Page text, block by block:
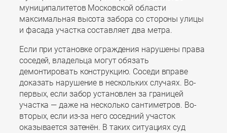
муниципалитетов Московской области
максимальная высота забора со стороны улицы
и фасада участка составляет два метра.
Если при установке ограждения нарушены права
соседей, владельца могут обязать
демонтировать конструкцию. Соседи вправе
доказать нарушение в нескольких случаях. Во-
первых, если забор установлен за границей
участка — даже на несколько сантиметров. Во-
вторых, если из-за него соседний участок
оказывается затенён. В таких ситуациях суд